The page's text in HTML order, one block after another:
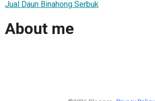
Jual Daun Binahong Serbuk
About me